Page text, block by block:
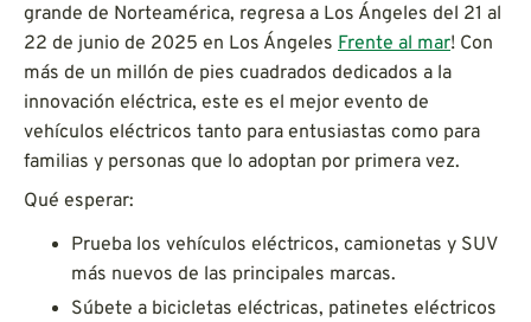
grande de Norteamérica, regresa a Los Ángeles del 21 al
22 de junio de 2025 en Los Ángeles Frente al mar! Con
más de un millón de pies cuadrados dedicados a la
innovación eléctrica, este es el mejor evento de
vehículos eléctricos tanto para entusiastas como para
familias y personas que lo adoptan por primera vez.
Qué esperar:
Prueba los vehículos eléctricos, camionetas y SUV
más nuevos de las principales marcas.
Súbete a bicicletas eléctricas, patinetes eléctricos